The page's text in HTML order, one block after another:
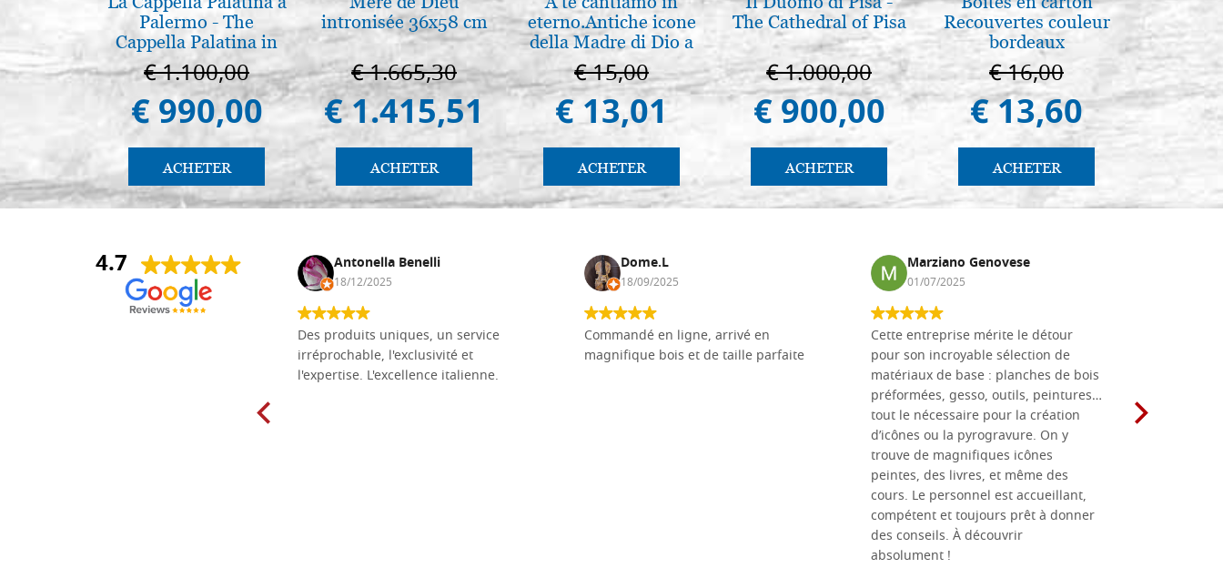
Palermo - The
Cappella Palatina in
Palermo
€ 1.100,00
€ 990,00
ACHETER
intronisée 36x58 cm
€ 1.665,30
€ 1.415,51
ACHETER
eterno.Antiche icone
della Madre di Dio a
Vladimir e Suzdal
(libro-cal. 2019))
€ 15,00
€ 13,01
ACHETER
The Cathedral of Pisa
€ 1.000,00
€ 900,00
ACHETER
Recouvertes couleur
bordeaux
€ 16,00
€ 13,60
ACHETER
€
€
4.7
Daniel Vandewalle Antonella Benelli
18/12/2025
Des produits uniques, un service
irréprochable, l'exclusivité et
l'expertise. L'excellence italienne.
Dome.L
18/09/2025
Commandé en ligne, arrivé en
magnifique bois et de taille parfaite
Marziano Genovese
01/07/2025
Cette entreprise mérite le détour
pour son incroyable sélection de
matériaux de base : planches de bois
préformées, gesso, outils, peintures…
tout le nécessaire pour la création
d’icônes ou la pyrogravure. On y
trouve de magnifiques icônes
peintes, des livres, et même des
cours. Le personnel est accueillant,
compétent et toujours prêt à donner
des conseils. À découvrir
absolument !